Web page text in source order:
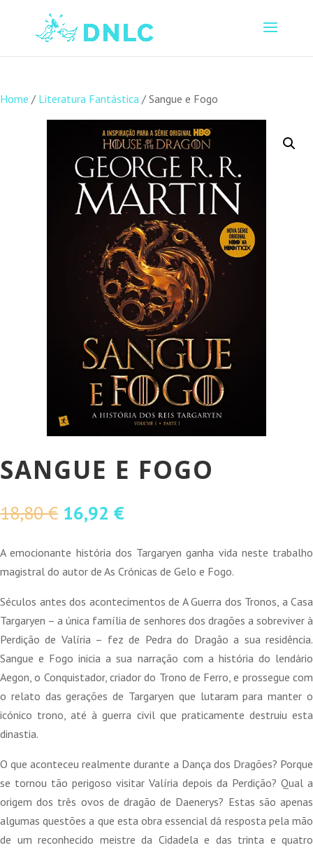
Home / Literatura Fantástica / Sangue e Fogo
SANGUE E FOGO
18,80€ O
original
era:
16,92 €O
atual
é:
A emocionante história dos Targaryen ganha vida neste trabalho
magistral do autor de As Crónicas de Gelo e Fogo.
Séculos antes dos acontecimentos de A Guerra dos Tronos, a Casa
Targaryen – a única família de senhores dos dragões a sobreviver à
Perdição de Valíria – fez de Pedra do Dragão a sua residência.
Sangue e Fogo inicia a sua narração com a história do lendário
Aegon, o Conquistador, criador do Trono de Ferro, e prossegue com
o relato das gerações de Targaryen que lutaram para manter o
icónico trono, até à guerra civil que praticamente destruiu esta
dinastia.
O que aconteceu realmente durante a Dança dos Dragões? Porque
se tornou tão perigoso visitar Valíria depois da Perdição? Qual a
origem dos três ovos de dragão de Daenerys? Estas são apenas
algumas questões a que esta obra essencial dá resposta pela mão
de um reconhecido meistre da Cidadela e das trinta e quatro